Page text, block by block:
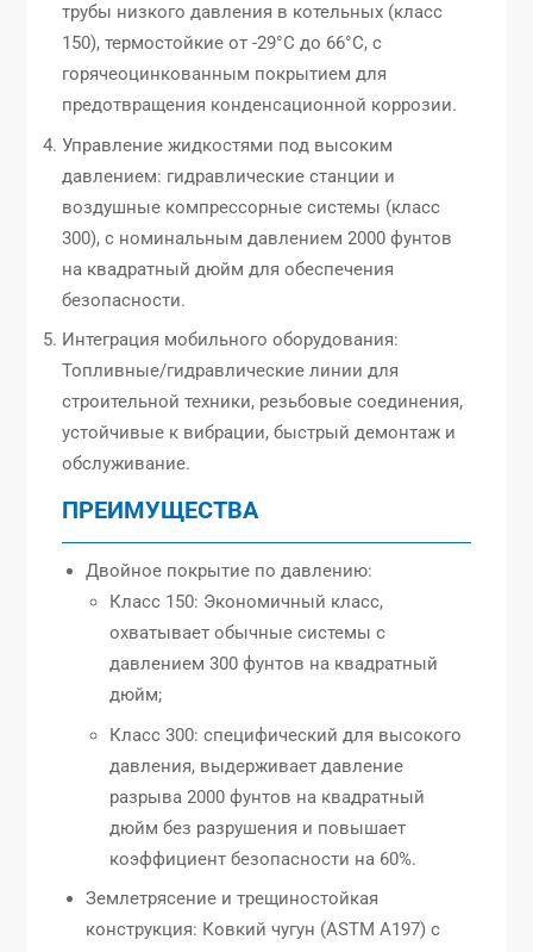
трубы низкого давления в котельных (класс
150), термостойкие от -29°C до 66°C, с
горячеоцинкованным покрытием для
предотвращения конденсационной коррозии.
Управление жидкостями под высоким
давлением: гидравлические станции и
воздушные компрессорные системы (класс
300), с номинальным давлением 2000 фунтов
на квадратный дюйм для обеспечения
безопасности.
Интеграция мобильного оборудования:
Топливные/гидравлические линии для
строительной техники, резьбовые соединения,
устойчивые к вибрации, быстрый демонтаж и
обслуживание.
ПРЕИМУЩЕСТВА
Двойное покрытие по давлению:
Класс 150: Экономичный класс,
охватывает обычные системы с
давлением 300 фунтов на квадратный
дюйм;
Класс 300: специфический для высокого
давления, выдерживает давление
разрыва 2000 фунтов на квадратный
дюйм без разрушения и повышает
коэффициент безопасности на 60%.
Землетрясение и трещиностойкая
конструкция: Ковкий чугун (ASTM A197) с